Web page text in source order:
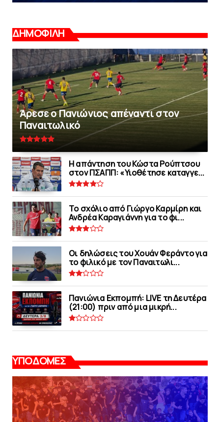
ΔΗΜΟΦΙΛΗ
Άρεσε ο Πανιώνιος απέναντι στoν
Παναιτωλικό
Η απάντηση του Κώστα Ρούπτσου
στον ΠΣΑΠΠ: «Υιοθέτησε καταγγε...
Το σχόλιο από Γιώργο Καρμίρη και
Ανδρέα Καραγιάννη για το φι...
Οι δηλώσεις του Χουάν Φεράντο για
το φιλικό με τoν Παναιτωλι...
Πανιώνια Εκπομπή: LIVE τη Δευτέρα
(21:00) πριν από μια μικρή...
ΥΠΟΔΟΜΕΣ